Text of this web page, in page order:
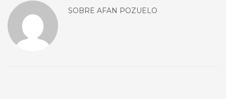
SOBRE AFAN POZUELO